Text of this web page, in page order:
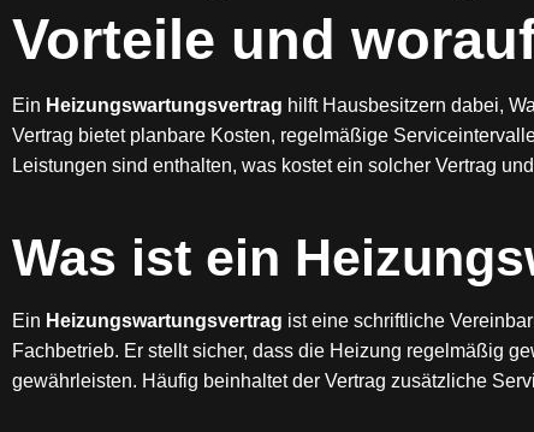
Vorteile und
Ein Heizungswartungsvertrag hilft Hausbesitzern dabei,
Vertrag bietet planbare Kosten, regelmäßige
Leistungen sind enthalten, was kostet ein solcher Vertrag
Was ist ein
Ein Heizungswartungsvertrag ist eine schriftliche
Fachbetrieb. Er stellt sicher, dass die Heizung regelmäßig
gewährleisten. Häufig beinhaltet der Vertrag zusätzliche